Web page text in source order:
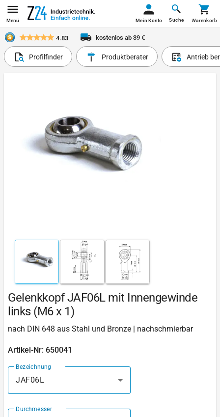
Menü Suche
Mein Konto Warenkorb
4.83 kostenlos ab 39 €
Profilfinder Produktberater Antrieb
Gelenkkopf JAF06L mit Innengewinde
links (M6 x 1)
nach DIN 648 aus Stahl und Bronze | nachschmierbar
Artikel-Nr: 650041
Bezeichnung
JAF06L
Durchmesser